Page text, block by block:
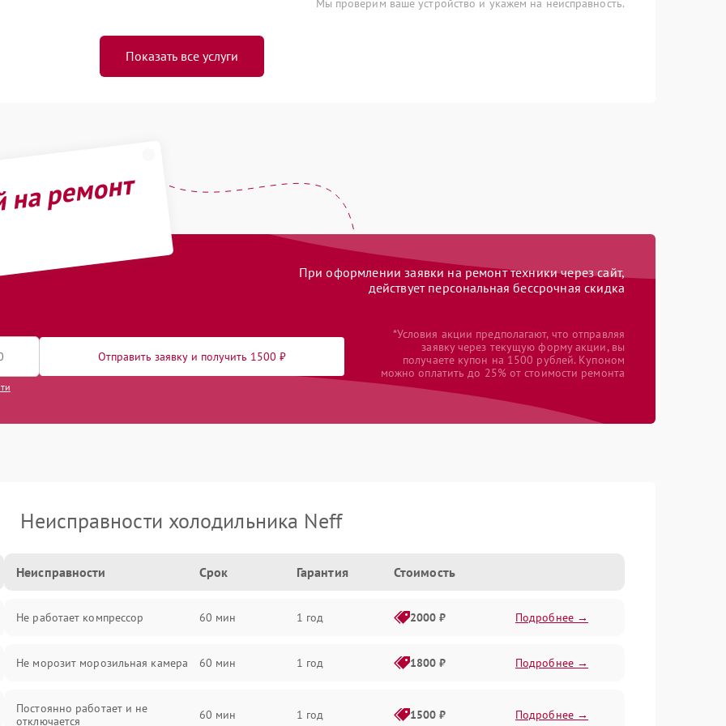
Мы проверим ваше устройство и укажем на неисправность.
Показать все услуги
ремонт
При оформлении заявки на ремонт техники через сайт,
действует персональная бессрочная скидка
Отправить заявку и получить 1500 ₽
*Условия акции предполагают, что отправляя
заявку через текущую форму акции, вы
получаете купон на 1500 рублей. Купоном
можно оплатить до 25% от стоимости ремонта
Неисправности холодильника Neff
Неисправности Срок Гарантия Стоимость
Не работает компрессор 60 мин 1 год 2000 ₽ Подробнее →
Не морозит морозильная камера 60 мин 1 год 1800 ₽ Подробнее →
Постоянно работает и не
отключается
60 мин 1 год 1500 ₽ Подробнее →